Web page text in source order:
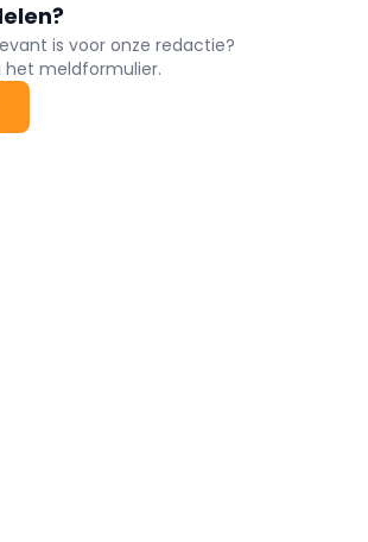
is voor onze redactie?
meldformulier.